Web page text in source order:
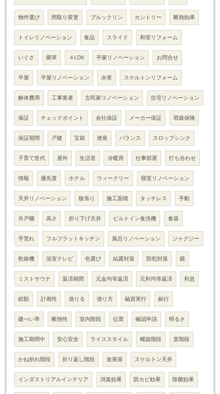
物件選び 間取り変更 ブルックリン カントリー 断熱効果
トイレリノベーション 食品 スライド 和室リフォーム
いぐさ 藺草 ４LDK 平家リノベーション お問合せ
平屋 平屋リノベーション 水害 スケルトンリフォーム
解体費用 工事業者 古民家リノベーション 住宅リノベーション
保証 チェックポイント 会社保証 メーカー保証 瑕疵保険
保証期間 戸建 宝箱 便座 バランス スロップシンク
子育て世代 屋外 生活音 冷暖房 仕事部屋 打ち合わせ
情報 優先度 ホテル ウィークリー 寝室リノベーション
天井リノベーション 板張り 施工面積 タッチレス 手動
吊戸棚 高さ 折り下げ天井 ビルトイン食洗機 食器
手荒れ フルフラットキッチン 風呂リノベーション ジャグジー
乾燥機 浴室テレビ 色選び 結露対策 防犯対策 鏡
ミストサウナ 返済期間 元金均等返済 元利均等返済 利息
総額 計画性 借りる 借り方 融資実行 銀行
建ぺい率 断熱性 室内階段 位置 確認申請 明るさ
施工期間中 安心安全 ライススタイル 螺旋階段 直階段
かね折れ階段 折り返し階段 改善策 スケルトン天井
インダストリアルインテリア 消臭効果 防カビ効果 除菌効果